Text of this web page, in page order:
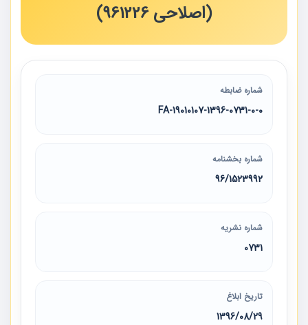
(اصلاحی 961226)
شماره ضابطه
19010107-1396-0731-0-0-FA
شماره بخشنامه
96/1523992
شماره نشریه
0731
تاریخ ابلاغ
1396/08/29